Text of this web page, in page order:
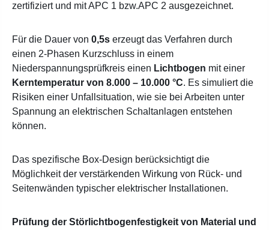
zertifiziert und mit APC 1 bzw.APC 2 ausgezeichnet.
Für die Dauer von 0,5s erzeugt das Verfahren durch
einen 2-Phasen Kurzschluss in einem
Niederspannungsprüfkreis einen Lichtbogen mit einer
Kerntemperatur von 8.000 – 10.000 °C. Es simuliert die
Risiken einer Unfallsituation, wie sie bei Arbeiten unter
Spannung an elektrischen Schaltanlagen entstehen
können.
Das spezifische Box-Design berücksichtigt die
Möglichkeit der verstärkenden Wirkung von Rück- und
Seitenwänden typischer elektrischer Installationen.
Prüfung der Störlichtbogenfestigkeit von Material und